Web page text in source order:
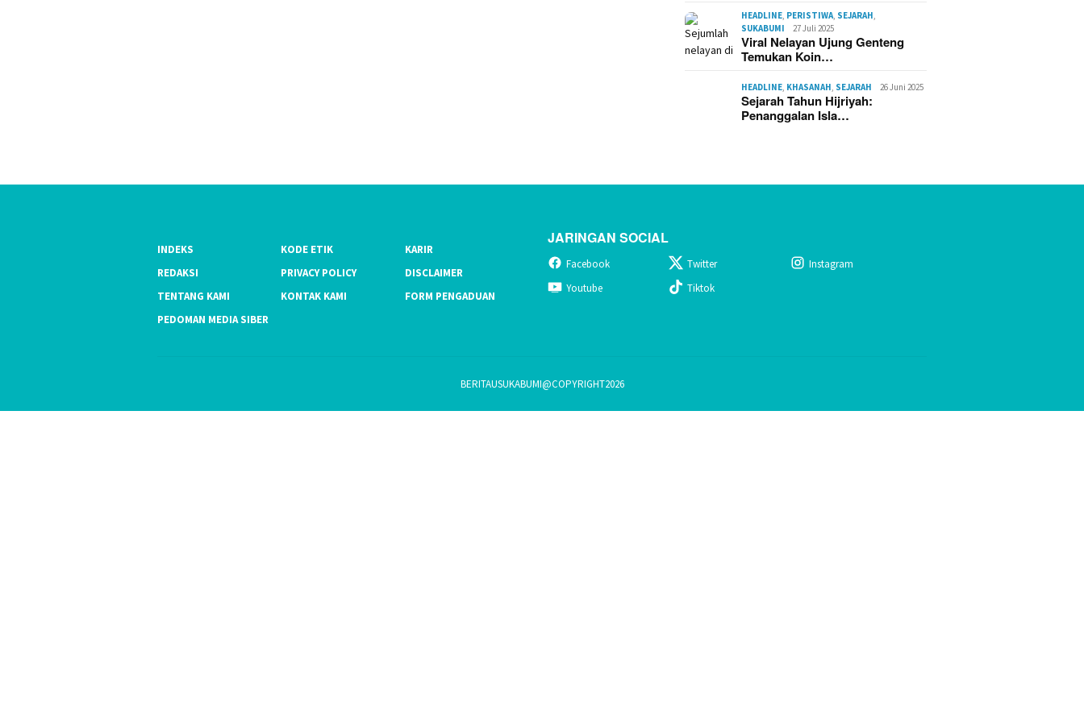
HEADLINE, PERISTIWA, SEJARAH,
SUKABUMI
27 Juli 2025
Viral Nelayan Ujung Genteng
Temukan Koin…
HEADLINE, KHASANAH, SEJARAH 26 Juni 2025
Sejarah Tahun Hijriyah:
Penanggalan Isla…
INDEKS KODE ETIK
KARIR
REDAKSI
PRIVACY POLICY
DISCLAIMER
TENTANG KAMI
KONTAK KAMI
FORM PENGADUAN
PEDOMAN MEDIA SIBER
JARINGAN SOCIAL
Facebook Twitter
Instagram
Youtube
Tiktok
BERITAUSUKABUMI@COPYRIGHT2026